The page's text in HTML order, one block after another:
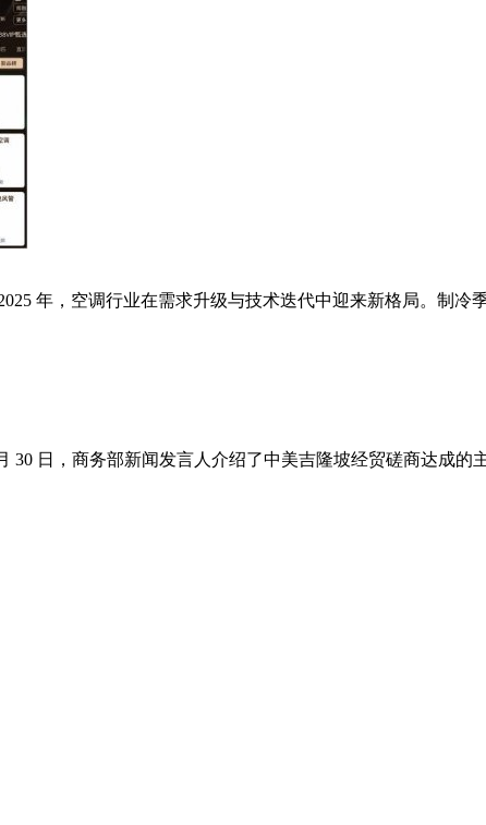
年，空调行业在需求升级与技术迭代中迎来新格局。制
30 日，商务部新闻发言人介绍了中美吉隆坡经贸磋商达成